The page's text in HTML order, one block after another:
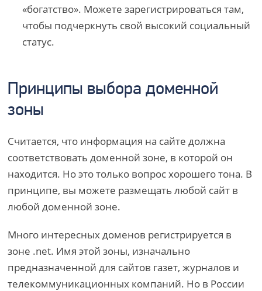
«богатство». Можете зарегистрироваться там,
чтобы подчеркнуть свой высокий социальный
статус.
Принципы выбора доменной
зоны
Считается, что информация на сайте должна
соответствовать доменной зоне, в которой он
находится. Но это только вопрос хорошего тона. В
принципе, вы можете размещать любой сайт в
любой доменной зоне.
Много интересных доменов регистрируется в
зоне .net. Имя этой зоны, изначально
предназначенной для сайтов газет, журналов и
телекоммуникационных компаний. Но в России